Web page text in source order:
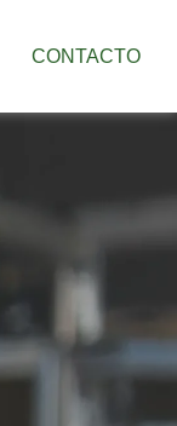
CONTACTO